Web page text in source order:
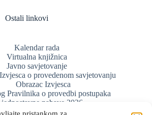
Ostali linkovi
Kalendar rada
Virtualna knjižnica
Javno savjetovanje
o provedenom savjetovanju
Obrazac Izvjesca
Pravilnika o provedbi postupaka
jednostavne nabave 2026.
uz prijedlog Pravilnika o provedbi